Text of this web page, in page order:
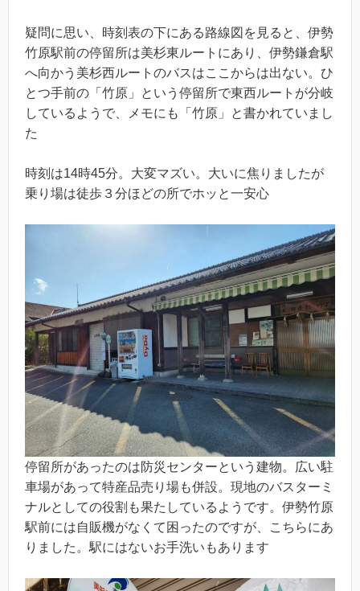
疑問に思い、時刻表の下にある路線図を見ると、伊勢
竹原駅前の停留所は美杉東ルートにあり、伊勢鎌倉駅
へ向かう美杉西ルートのバスはここからは出ない。ひ
とつ手前の「竹原」という停留所で東西ルートが分岐
しているようで、メモにも「竹原」と書かれていまし
た
時刻は14時45分。大変マズい。大いに焦りましたが
乗り場は徒歩３分ほどの所でホッと一安心
停留所があったのは防災センターという建物。広い駐
車場があって特産品売り場も併設。現地のバスターミ
ナルとしての役割も果たしているようです。伊勢竹原
駅前には自販機がなくて困ったのですが、こちらにあ
りました。駅にはないお手洗いもあります